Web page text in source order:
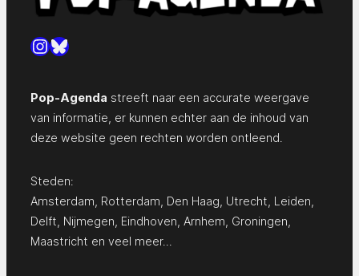
Instagram
Bluesky
Pop-Agenda streeft naar een accurate weergave
van informatie, er kunnen echter aan de inhoud van
deze website geen rechten worden ontleend.
Steden:
Amsterdam Rotterdam Den Haag Utrecht Leiden
Delft Nijmegen Eindhoven Arnhem Groningen
Maastricht en veel meer…